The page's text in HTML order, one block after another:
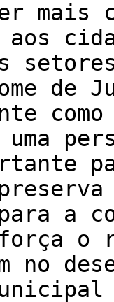
de
uma
a
o
no